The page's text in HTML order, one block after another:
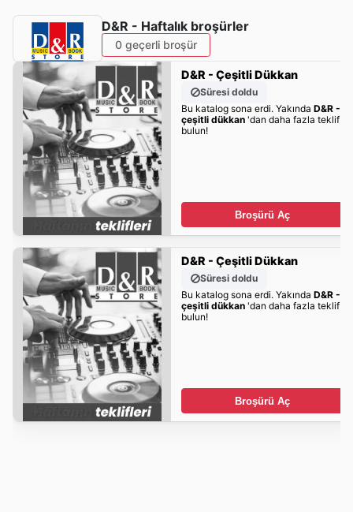
D&R - Haftalık broşürler
0 geçerli broşür
D&R - Çeşitli Dükkan
Süresi doldu
Bu katalog sona erdi. Yakında D&R -
çeşitli dükkan'dan daha fazla teklif
bulun!
Broşürü Aç
D&R - Çeşitli Dükkan
Süresi doldu
Bu katalog sona erdi. Yakında D&R -
çeşitli dükkan'dan daha fazla teklif
bulun!
Broşürü Aç